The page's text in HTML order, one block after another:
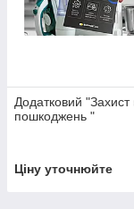
Додатковий "Захист
пошкоджень "
Ціну уточнюйте